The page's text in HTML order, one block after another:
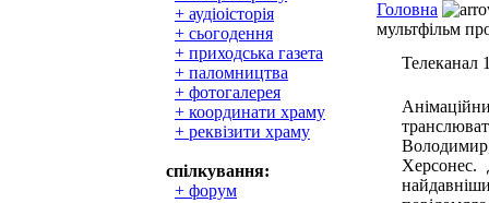
+ аудіоісторія
+ сьогодення
+ приходська газета
+ паломництва
+ фотогалерея
+ координати храму
+ реквізити храму
спілкування:
+ форум
Головна
мультфільм
Телеканал
Херсонес.